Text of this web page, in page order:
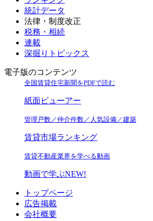
統計データ
法律・制度改正
税務・相続
連載
深掘りトピックス
電子版のコンテンツ
全国賃貸住宅新聞をPDFで読む
紙面ビューアー
管理戸数／仲介件数／人気設備／建築
賃貸市場ランキング
賃貸不動産業界を学べる動画
動画で学ぶNEW!
トップページ
広告掲載
会社概要